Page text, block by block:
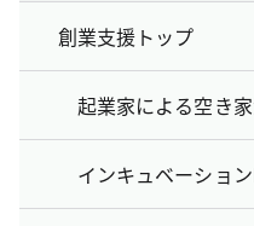
創業支援トップ
起業家による空き
インキュベーショ